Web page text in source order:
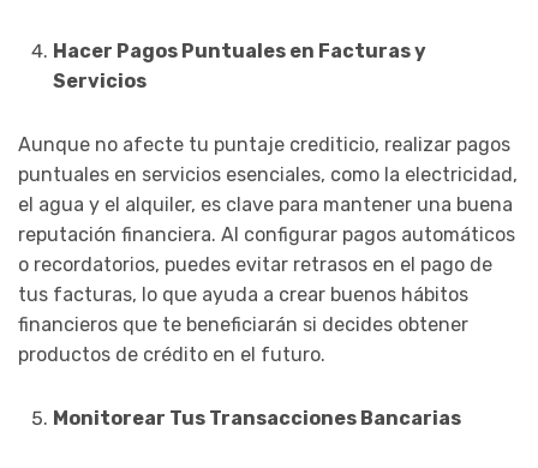
Hacer Pagos Puntuales en Facturas y
Servicios
Aunque no afecte tu puntaje crediticio, realizar pagos
puntuales en servicios esenciales, como la electricidad,
el agua y el alquiler, es clave para mantener una buena
reputación financiera. Al configurar pagos automáticos
o recordatorios, puedes evitar retrasos en el pago de
tus facturas, lo que ayuda a crear buenos hábitos
financieros que te beneficiarán si decides obtener
productos de crédito en el futuro.
Monitorear Tus Transacciones Bancarias